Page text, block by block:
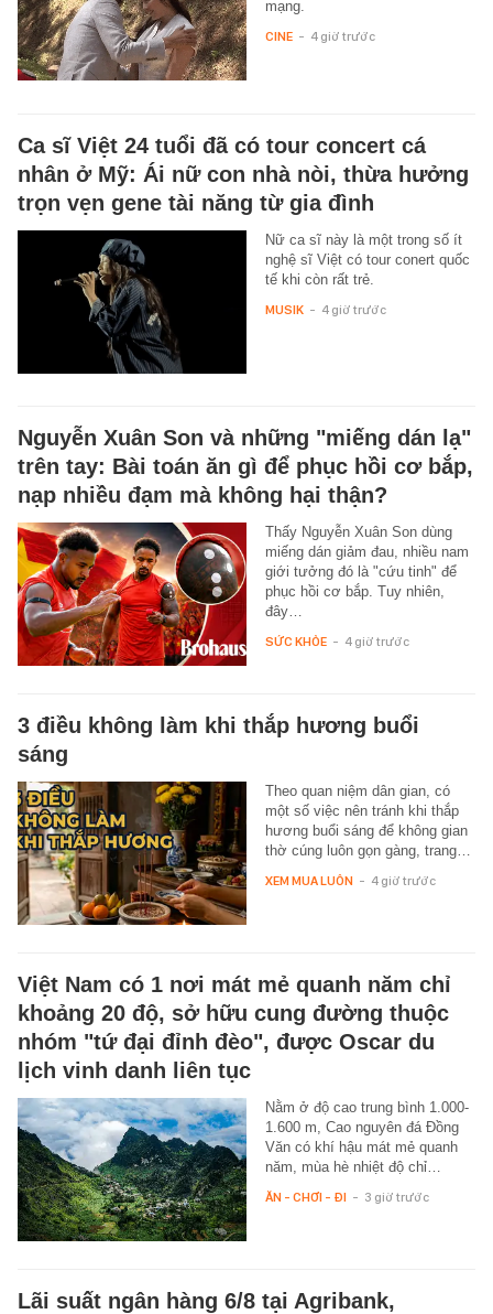
mạng.
CINE - 4 giờ trước
Ca sĩ Việt 24 tuổi đã có tour concert cá
nhân ở Mỹ: Ái nữ con nhà nòi, thừa hưởng
trọn vẹn gene tài năng từ gia đình
Nữ ca sĩ này là một trong số ít
nghệ sĩ Việt có tour conert quốc
tế khi còn rất trẻ.
MUSIK - 4 giờ trước
Nguyễn Xuân Son và những "miếng dán lạ"
trên tay: Bài toán ăn gì để phục hồi cơ bắp,
nạp nhiều đạm mà không hại thận?
Thấy Nguyễn Xuân Son dùng
miếng dán giảm đau, nhiều nam
giới tưởng đó là "cứu tinh" để
phục hồi cơ bắp. Tuy nhiên,
đây…
SỨC KHỎE - 4 giờ trước
3 điều không làm khi thắp hương buổi
sáng
Theo quan niệm dân gian, có
một số việc nên tránh khi thắp
hương buổi sáng để không gian
thờ cúng luôn gọn gàng, trang…
XEM MUA LUÔN - 4 giờ trước
Việt Nam có 1 nơi mát mẻ quanh năm chỉ
khoảng 20 độ, sở hữu cung đường thuộc
nhóm "tứ đại đỉnh đèo", được Oscar du
lịch vinh danh liên tục
Nằm ở độ cao trung bình 1.000-
1.600 m, Cao nguyên đá Đồng
Văn có khí hậu mát mẻ quanh
năm, mùa hè nhiệt độ chỉ…
ĂN - CHƠI - ĐI - 3 giờ trước
Lãi suất ngân hàng 6/8 tại Agribank,